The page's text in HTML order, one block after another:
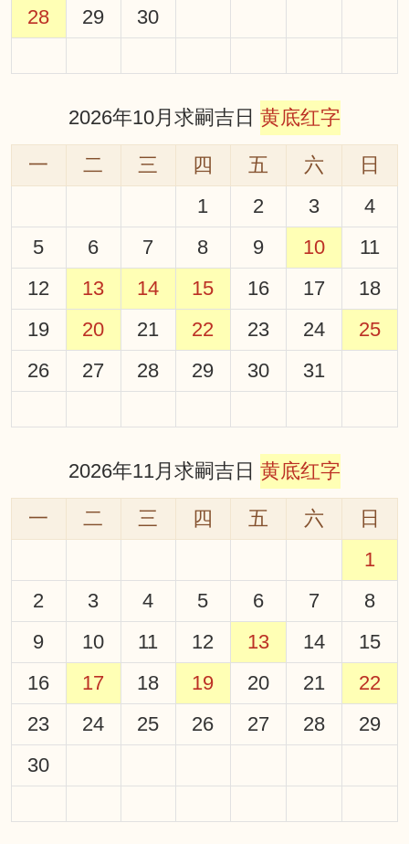
28
29 30
2026年10月求嗣吉日 黄底红字
一 二 三 四 五 六
日
1
2 3
4
5
6 7 8 9 10
11
12
13 14 15 16 17
18
19
20 21 22 23 24
25
26
27 28 29 30 31
2026年11月求嗣吉日 黄底红字
一 二 三 四 五 六
日
1
2
3 4 5 6 7
8
9
10 11 12 13 14
15
16
17 18 19 20 21
22
23
24 25 26 27 28
29
30